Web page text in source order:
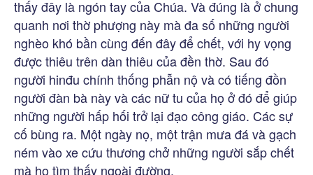
thấy đây là ngón tay của Chúa. Và đúng là ở chung
quanh nơi thờ phượng này mà đa số những người
nghèo khó bần cùng đến đây để chết, với hy vọng
được thiêu trên dàn thiêu của đền thờ. Sau đó
người hinđu chính thống phẫn nộ và có tiếng đồn
người đàn bà này và các nữ tu của họ ở đó để giúp
những người hấp hối trở lại đạo công giáo. Các sự
cố bùng ra. Một ngày nọ, một trận mưa đá và gạch
ném vào xe cứu thương chở những người sắp chết
mà họ tìm thấy ngoài đường.